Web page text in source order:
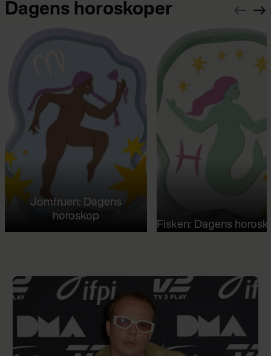
Dagens horoskoper
Jomfruen: Dagens
horoskop
Fisken: Dagens